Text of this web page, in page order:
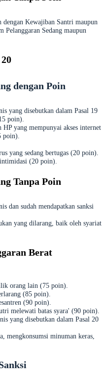
dengan Kewajiban Santri maupun
Pelanggaran Sedang maupun
dengan Poin
yang disebutkan dalam Pasal 19
poin).
HP yang mempunyai akses internet
poin).
yang sedang bertugas (20 poin).
(20 poin).
Tanpa Poin
dan sudah mendapatkan sanksi
yang dilarang, baik oleh syariat
Berat
orang lain (75 poin).
(85 poin).
(90 poin).
melewati batas syara' (90 poin).
yang disebutkan dalam Pasal 20
mengkonsumsi minuman keras,